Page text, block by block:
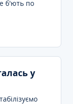
б'ють по
у